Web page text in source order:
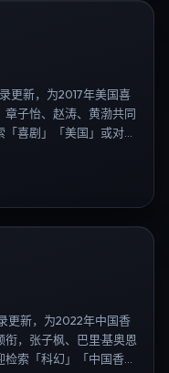
更新，为2017年美国喜
章子怡、赵涛、黄渤共同
喜剧」「美国」或对比
词。
更新，为2022年中国香
，张子枫、巴里·基奥恩
检索「科幻」「中国香